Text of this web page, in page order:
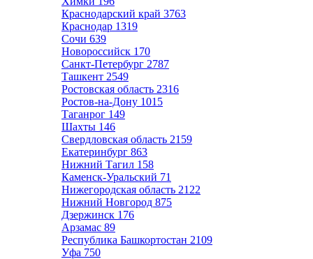
Краснодарский край 3763
Краснодар 1319
Сочи 639
Новороссийск 170
Санкт-Петербург 2787
Ташкент 2549
Ростовская область 2316
Ростов-на-Дону 1015
Таганрог 149
Шахты 146
Свердловская область 2159
Екатеринбург 863
Нижний Тагил 158
Каменск-Уральский 71
Нижегородская область 2122
Нижний Новгород 875
Дзержинск 176
Арзамас 89
Республика Башкортостан 2109
Уфа 750